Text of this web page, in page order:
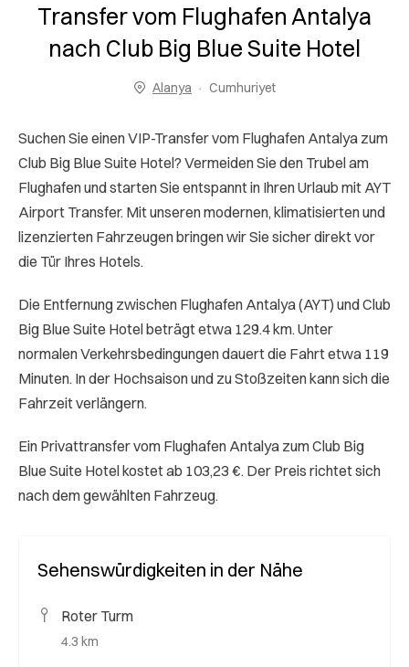
Transfer vom Flughafen Antalya
nach Club Big Blue Suite Hotel
Alanya Cumhuriyet
Suchen Sie einen VIP-Transfer vom Flughafen Antalya zum
Club Big Blue Suite Hotel? Vermeiden Sie den Trubel am
Flughafen und starten Sie entspannt in Ihren Urlaub mit AYT
Airport Transfer. Mit unseren modernen, klimatisierten und
lizenzierten Fahrzeugen bringen wir Sie sicher direkt vor
die Tür Ihres Hotels.
Die Entfernung zwischen Flughafen Antalya (AYT) und Club
Big Blue Suite Hotel beträgt etwa 129.4 km. Unter
normalen Verkehrsbedingungen dauert die Fahrt etwa 119
Minuten. In der Hochsaison und zu Stoßzeiten kann sich die
Fahrzeit verlängern.
Ein Privattransfer vom Flughafen Antalya zum Club Big
Blue Suite Hotel kostet ab 103,23 €. Der Preis richtet sich
nach dem gewählten Fahrzeug.
Sehenswürdigkeiten in der Nähe
Roter Turm
4.3 km